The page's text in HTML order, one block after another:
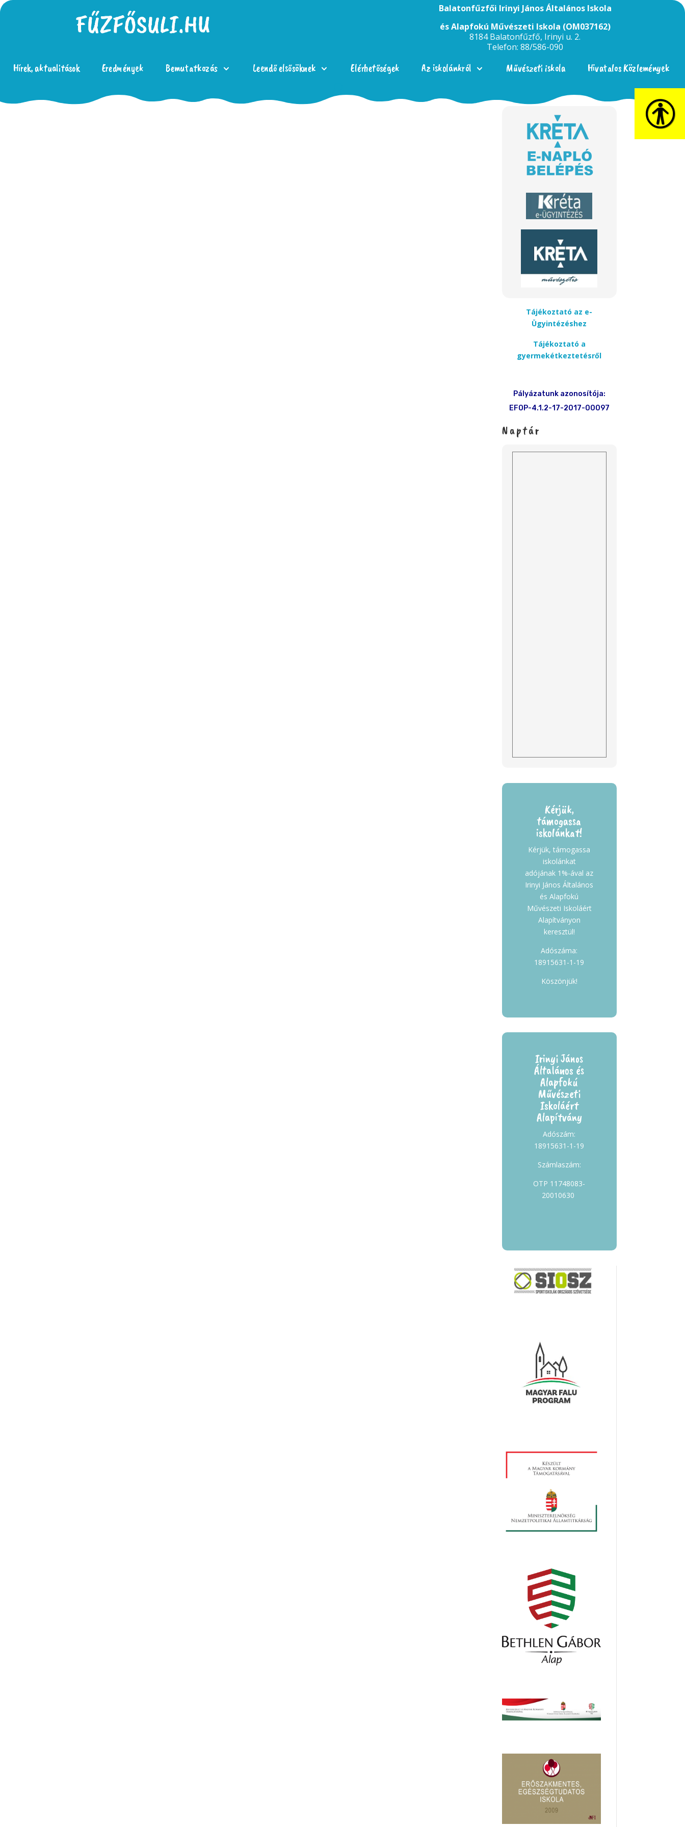
Balatonfűzfői Irinyi János Általános Iskola
és Alapfokú Művészeti Iskola (OM037162)
8184 Balatonfűzfő, Irinyi u. 2.
Telefon: 88/586-090
Hírek, aktualitások Eredmények Bemutatkozás Leendő elsősöknek Elérhetőségek Az iskolánkról Művészeti iskola Hivatalos Közlemények
Összefoglaló Térítési díjak AMI-ban Letöltés
Tájékoztató az e-
Ügyintézéshez
Tájékoztató a
gyermekétkeztetésről
Pályázatunk azonosítója:
EFOP-4.1.2-17-2017-00097
Naptár
Kérjük,
támogassa
iskolánkat!
Kérjük, támogassa
iskolánkat
adójának 1%-ával az
Irinyi János Általános
és Alapfokú
Művészeti Iskoláért
Alapítványon
keresztül!
Adószáma:
18915631-1-19
Köszönjük!
Irinyi János
Általános és
Alapfokú
Művészeti
Iskoláért
Alapítvány
Adószám:
18915631-1-19
Számlaszám:
OTP 11748083-
20010630